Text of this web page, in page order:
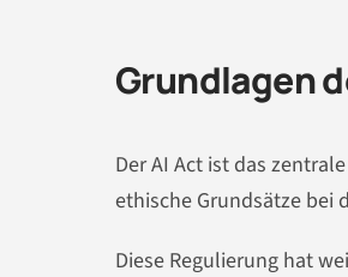
Grundlagen
Der AI Act ist das
ethische Grundsätze bei
Diese Regulierung hat